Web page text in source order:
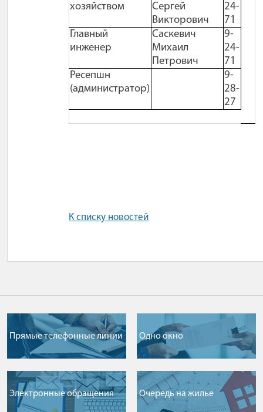
хозяйством
Сергей
Викторович
24-
71
Главный
инженер
Саскевич
Михаил
Петрович
9-
24-
71
Ресепшн
(администратор)
9-
28-
27
К списку новостей
Прямые телефонные линии Одно окно
Электронные обращения Очередь на жилье